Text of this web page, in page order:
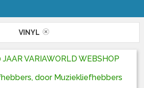
VINYL
VARIAWORLD WEBSHOP
door Muziekliefhebbers